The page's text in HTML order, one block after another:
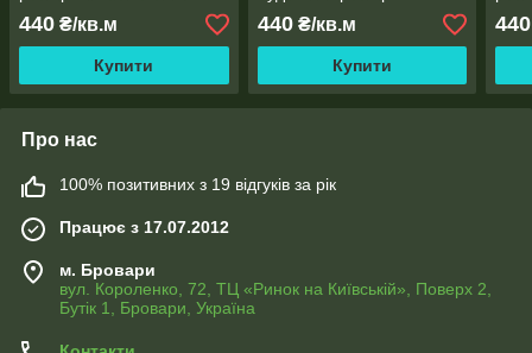
440 ₴/кв.м
Купити
440₴/кв.м
Купити
440
Про нас
100% позитивних з 19 відгуків за рік
Працює з 17.07.2012
м. Бровари
вул. Короленко, 72, ТЦ «Ринок на Київській», Поверх 2,
Бутік 1, Бровари, Україна